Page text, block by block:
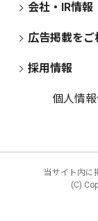
会社・IR情報
広告掲載を
採用情報
個人情
当サイト内に
(C)